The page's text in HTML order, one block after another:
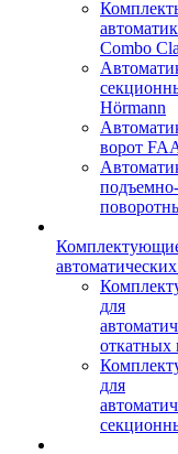
Combo
Hörmann
ворот
подъемно-
для
откатных
для